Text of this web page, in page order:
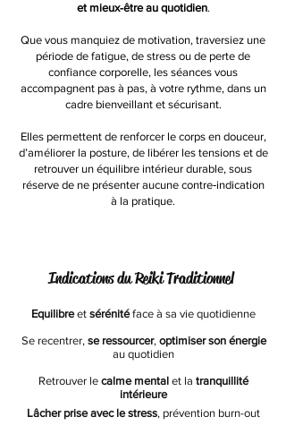
et mieux‑être au quotidien.
Que vous manquiez de motivation, traversiez une
période de fatigue, de stress ou de perte de
confiance corporelle, les séances vous
accompagnent pas à pas, à votre rythme, dans un
cadre bienveillant et sécurisant.
Elles permettent de renforcer le corps en douceur,
d’améliorer la posture, de libérer les tensions et de
retrouver un équilibre intérieur durable, sous
réserve de ne présenter aucune contre‑indication
à la pratique.
Indications du Reiki Traditionnel
Equilibreet sérénitéface à sa vie quotidienne
Se recentrer, se ressourcer, optimiser son énergie
au quotidien
Retrouver le calme mental et la tranquillité
intérieure
Lâcher prise avec le stress, prévention burn-out